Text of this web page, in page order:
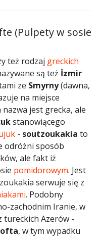
(Pulpety w sosie
też rodzaj greckich
są też İzmir
ze Smyrny(dawna,
na miejsce
jest grecka, ale
stanowiącego
- soutzoukakia to
odróżni sposób
ale fakt iż
pomidorowym. Jest
serwuje się z
. Podobny
zachodnim Iranie, w
tureckich Azerów -
, w tym wypadku